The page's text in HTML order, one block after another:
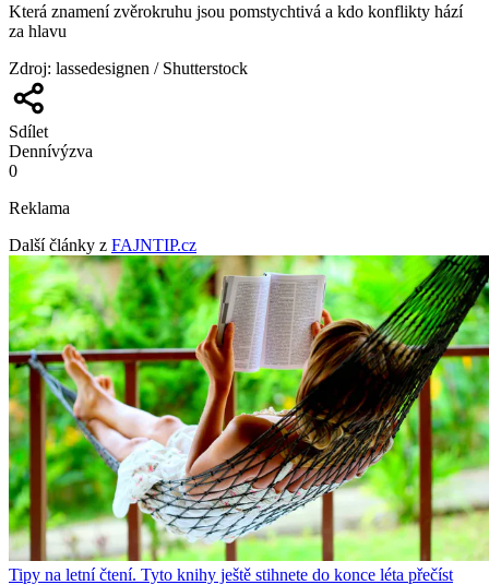
Která znamení zvěrokruhu jsou pomstychtivá a kdo konflikty hází
za hlavu
Zdroj: lassedesignen / Shutterstock
Sdílet
Dennívýzva
0
Reklama
Další články z FAJNTIP.cz
Tipy na letní čtení. Tyto knihy ještě stihnete do konce léta přečíst